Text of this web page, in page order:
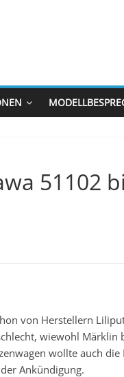
51102
von Herstellern
wiewohl Märklin
wollte auch
Ankündigung.